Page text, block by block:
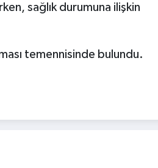
sağlık durumuna ilişkin
temennisinde bulundu.